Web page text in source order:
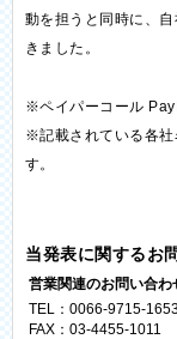
動を担うと同時に、
きました。
※ペイパーコール
※記載されている各社
す。
当発表に関するお
営業関連のお問い合わ
TEL：0066-9715-
FAX：03-4455-1011